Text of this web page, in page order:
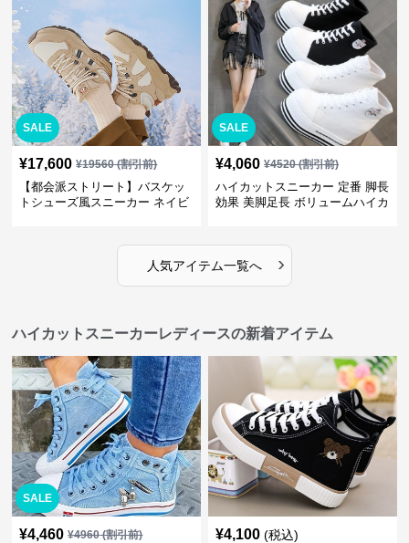
SALE
¥17,600 ¥19560(割引前)
【都会派ストリート】バスケッ
トシューズ風スニーカー ネイビ
SALE
¥4,060 ¥4520(割引前)
ハイカットスニーカー 定番 脚長
効果 美脚足長 ボリュームハイカ
かわいい
人気アイテム一覧へ ›
ハイカットスニーカーレディースの新着アイテム
SALE
¥4,460 ¥4960(割引前) ¥4,100 (税込)